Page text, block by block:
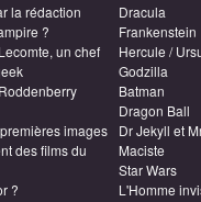
la rédaction
?
un chef
images
des films du
?
Dracula
Frankenstein
Hercule /
Godzilla
Batman
Dragon Ball
Dr Jekyll et
Maciste
Star Wars
L'Homme